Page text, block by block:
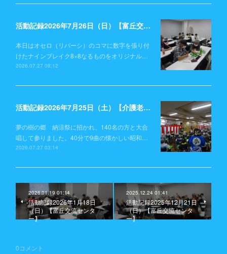
活動記録2026年7月26日（日）【富丘交流センター】
本日はオセロ（リバーシ）のコマに数字を張り付
けたナインブレイク8×8なるものをオリジナル…
2026.07.27 08:12
活動記録2026年7月25日（土）【介護老人保健施設 夢の樹の郷】
夢の樹の郷 納涼祭に招かれ、140名の方と大合
唱して参りました。40分で9曲の懐かしい昭和…
2026.07.27 03:14
2026.01.19 01:14
活動記録2026年1月18日
（日）【富丘交流センタ
ー】
2025.12.24 01:41
活動記録2025年12月21日
（日）【富丘交流センタ
ー】
0コメント